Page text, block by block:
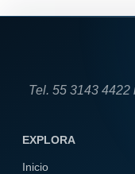
Tel. 55 3143
EXPLORA
Inicio